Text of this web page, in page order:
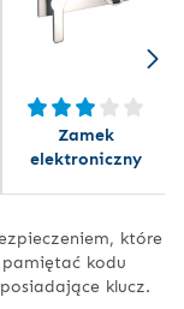
Zamek
elektroniczny
które
kodu
klucz.